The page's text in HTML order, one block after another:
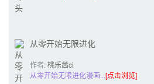
从零开始无限进化
作者:桃乐茜ci
从零开始无限进化漫画...[点击浏览]